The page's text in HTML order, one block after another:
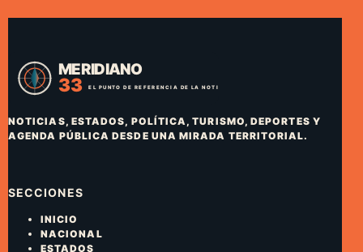
NOTICIAS, ESTADOS, POLÍTICA, TURISMO, DEPORTES Y
AGENDA PÚBLICA DESDE UNA MIRADA TERRITORIAL.
SECCIONES
INICIO
NACIONAL
ESTADOS